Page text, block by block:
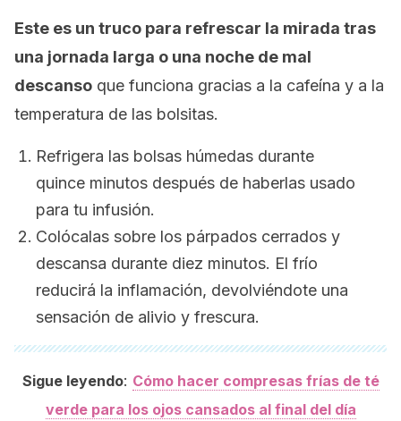
Este es un truco para refrescar la mirada tras
una jornada larga o una noche de mal
descanso que funciona gracias a la cafeína y a la
temperatura de las bolsitas.
Refrigera las bolsas húmedas durante
quince minutos después de haberlas usado
para tu infusión.
Colócalas sobre los párpados cerrados y
descansa durante diez minutos. El frío
reducirá la inflamación, devolviéndote una
sensación de alivio y frescura.
Sigue leyendo: Cómo hacer compresas frías de té
verde para los ojos cansados al final del día